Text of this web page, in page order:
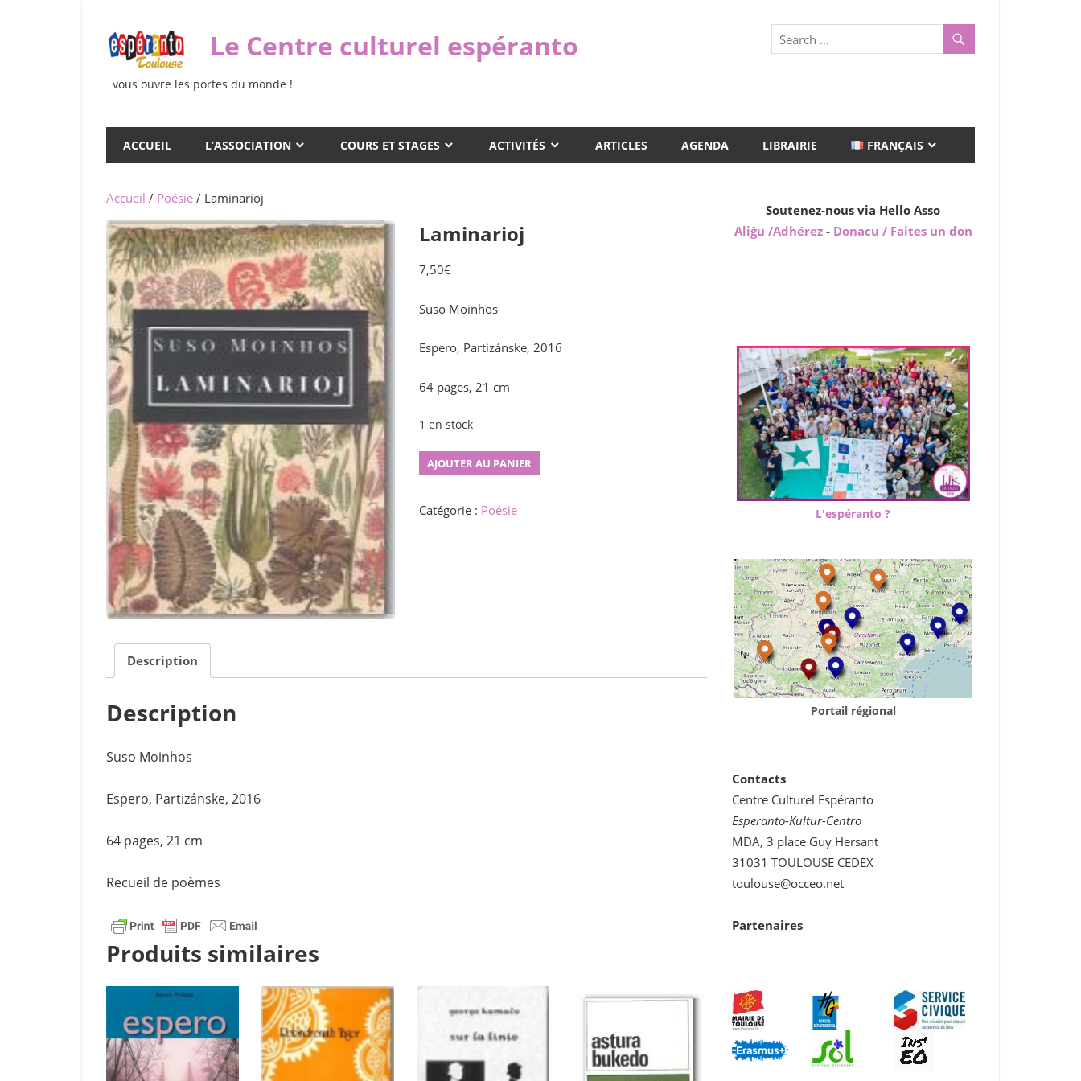
content
Le Centre culturel espéranto
vous ouvre les portes du monde !
ACCUEIL L’ASSOCIATION COURS ET STAGES ACTIVITÉS ARTICLES AGENDA LIBRAIRIE FRANÇAIS
Accueil / Poésie / Laminarioj
Laminarioj
7,50€
Suso Moinhos
Espero, Partizánske, 2016
64 pages, 21 cm
1 en stock
quantité
Laminarioj
AJOUTER AU PANIER
Catégorie : Poésie
Description
Description
Suso Moinhos
Espero, Partizánske, 2016
64 pages, 21 cm
Recueil de poèmes
Produits similaires
Soutenez-nous via Hello Asso
Aliĝu /Adhérez - Donacu / Faites un don
L'espéranto ?
Portail régional
Contacts
Centre Culturel Espéranto
Esperanto-Kultur-Centro
MDA, 3 place Guy Hersant
31031 TOULOUSE CEDEX
toulouse@occeo.net
Partenaires